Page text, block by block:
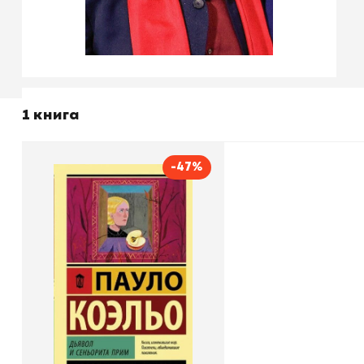
1 книга
-47%
Дьявол и сеньорита Прим
Пауло Коэльо
Издательство
В корзину